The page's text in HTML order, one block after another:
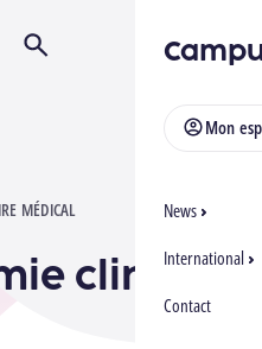
Mon
News
International
Contact
Ouvrir/Fermer la recherche
MÉDICAL
clinique